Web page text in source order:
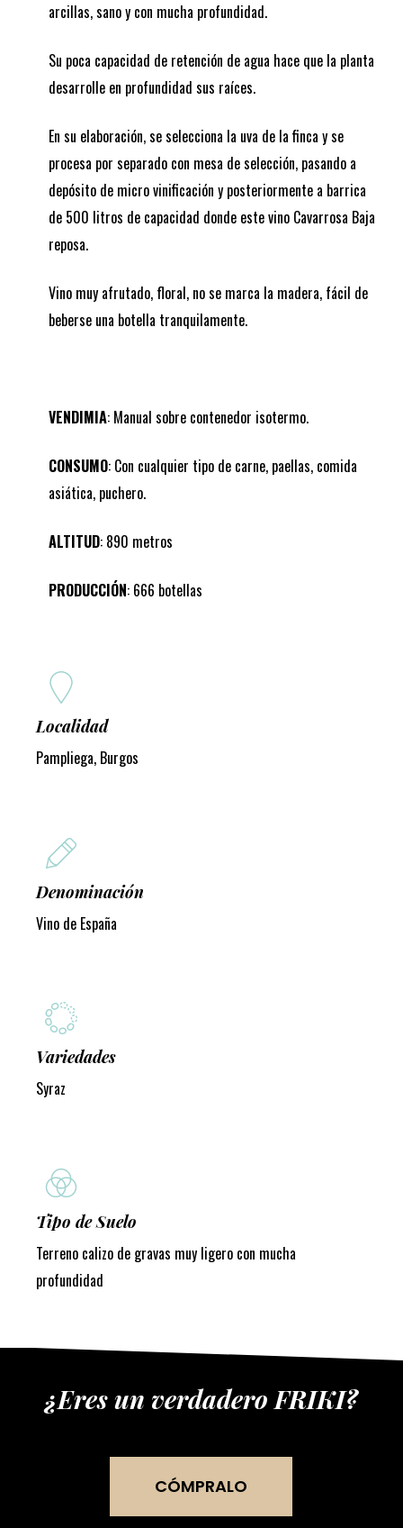
arcillas, sano y con mucha profundidad.
Su poca capacidad de retención de agua hace que la planta
desarrolle en profundidad sus raíces.
En su elaboración, se selecciona la uva de la finca y se
procesa por separado con mesa de selección, pasando a
depósito de micro vinificación y posteriormente a barrica
de 500 litros de capacidad donde este vino Cavarrosa Baja
reposa.
Vino muy afrutado, floral, no se marca la madera, fácil de
beberse una botella tranquilamente.
VENDIMIA: Manual sobre contenedor isotermo.
CONSUMO: Con cualquier tipo de carne, paellas, comida
asiática, puchero.
ALTITUD: 890 metros
PRODUCCIÓN: 666 botellas
Localidad
Pampliega, Burgos
Denominación
Vino de España
Variedades
Syraz
Tipo de Suelo
Terreno calizo de gravas muy ligero con mucha
profundidad
¿Eres un verdadero FRIKI?
CÓMPRALO